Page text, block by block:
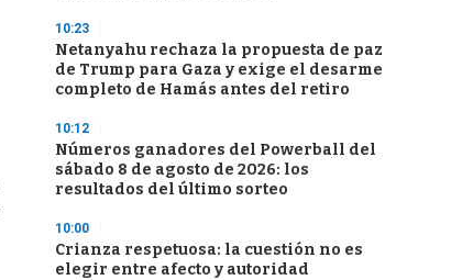
10:23
Netanyahu rechaza la propuesta de paz
de Trump para Gaza y exige el desarme
completo de Hamás antes del retiro
10:12
Números ganadores del Powerball del
sábado 8 de agosto de 2026: los
resultados del último sorteo
10:00
Crianza respetuosa: la cuestión no es
elegir entre afecto y autoridad